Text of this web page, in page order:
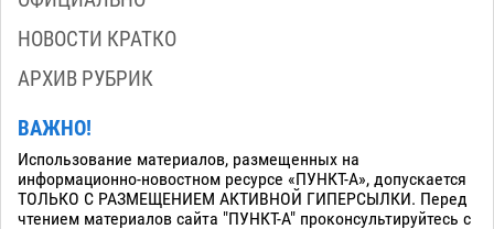
НОВОСТИ КРАТКО
АРХИВ РУБРИК
ВАЖНО!
Использование материалов, размещенных на
информационно-новостном ресурсе «ПУНКТ-А», допускается
ТОЛЬКО С РАЗМЕЩЕНИЕМ АКТИВНОЙ ГИПЕРСЫЛКИ. Перед
чтением материалов сайта "ПУНКТ-А" проконсультируйтесь с